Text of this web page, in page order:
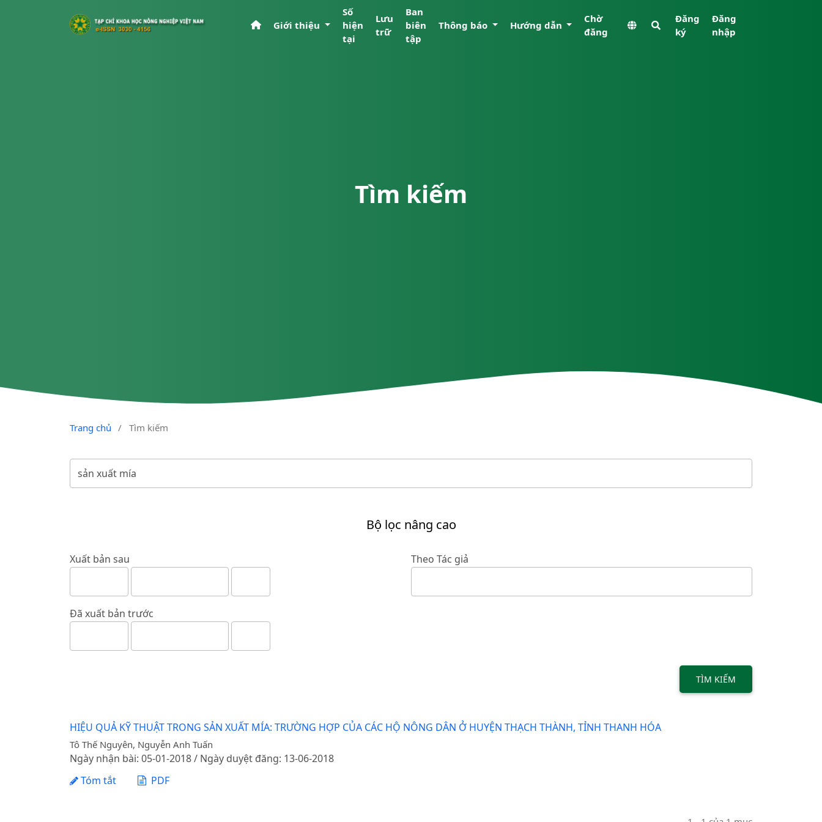
Giới thiệu
Số
hiện
tại
Lưu
trữ
Ban
biên
tập
Thông báo Hướng dẫn
Chờ
đăng
Đăng
ký
Đăng
nhập
Tìm kiếm
Trang chủ / Tìm kiếm
Bộ lọc nâng cao
Xuất bản sau
Đã xuất bản trước
Theo Tác giả
TÌM KIẾM
HIỆU QUẢ KỸ THUẬT TRONG SẢN XUẤT MÍA: TRƯỜNG HỢP CỦA CÁC HỘ NÔNG DÂN Ở HUYỆN THẠCH THÀNH, TỈNH THANH HÓA
Tô Thế Nguyên, Nguyễn Anh Tuấn
Ngày nhận bài: 05-01-2018 / Ngày duyệt đăng: 13-06-2018
Tóm tắt
PDF